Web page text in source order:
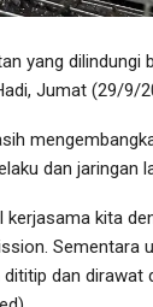
yang dilindungi
Jumat (29/9/
dan jaringan
kerjasama kita
Sementara
dan dirawat